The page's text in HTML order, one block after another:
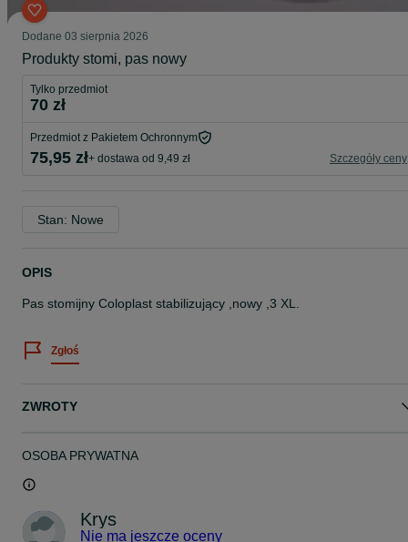
Dodane 03 sierpnia 2026
Produkty stomi, pas nowy
Tylko przedmiot
70 zł
Przedmiot z Pakietem Ochronnym
75,95 zł+ dostawa od 9,49 zł Szczegóły ceny
Stan: Nowe
OPIS
Pas stomijny Coloplast stabilizujący ,nowy ,3 XL.
Zgłoś
ZWROTY
OSOBA PRYWATNA
Krys
Nie ma jeszcze oceny